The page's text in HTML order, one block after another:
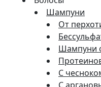
Шампуни
От
Шампуни
С